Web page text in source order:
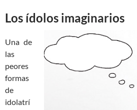
Los ídolos imaginarios
Una de
las
peores
formas
de
idolatrí